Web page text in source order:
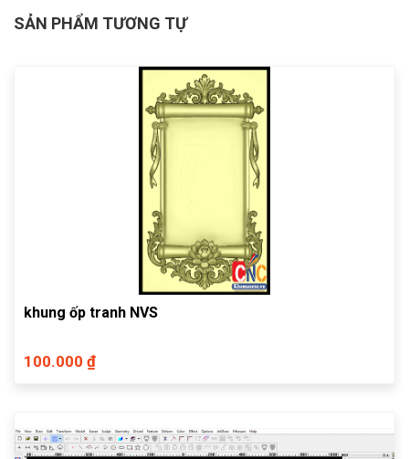
SẢN PHẨM TƯƠNG TỰ
khung ốp tranh NVS
100.000 ₫